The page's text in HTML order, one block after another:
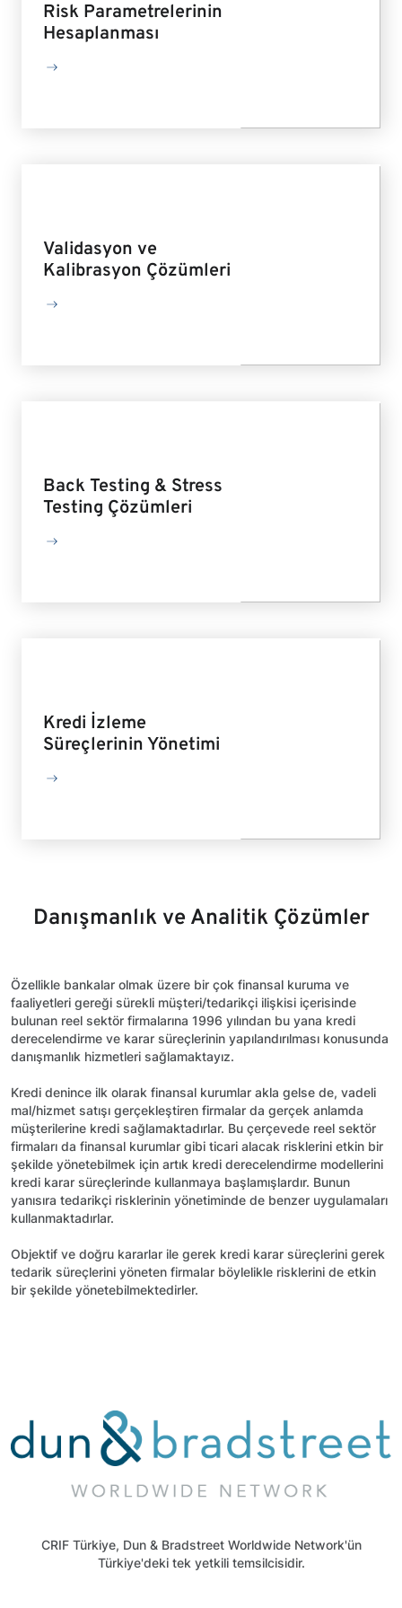
Risk Parametrelerinin
Hesaplanması
Validasyon ve
Kalibrasyon Çözümleri
Back Testing & Stress
Testing Çözümleri
Kredi İzleme
Süreçlerinin Yönetimi
Danışmanlık ve Analitik Çözümler
Özellikle bankalar olmak üzere bir çok finansal kuruma ve
faaliyetleri gereği sürekli müşteri/tedarikçi ilişkisi içerisinde
bulunan reel sektör firmalarına 1996 yılından bu yana kredi
derecelendirme ve karar süreçlerinin yapılandırılması konusunda
danışmanlık hizmetleri sağlamaktayız.
Kredi denince ilk olarak finansal kurumlar akla gelse de, vadeli
mal/hizmet satışı gerçekleştiren firmalar da gerçek anlamda
müşterilerine kredi sağlamaktadırlar. Bu çerçevede reel sektör
firmaları da finansal kurumlar gibi ticari alacak risklerini etkin bir
şekilde yönetebilmek için artık kredi derecelendirme modellerini
kredi karar süreçlerinde kullanmaya başlamışlardır. Bunun
yanısıra tedarikçi risklerinin yönetiminde de benzer uygulamaları
kullanmaktadırlar.
Objektif ve doğru kararlar ile gerek kredi karar süreçlerini gerek
tedarik süreçlerini yöneten firmalar böylelikle risklerini de etkin
bir şekilde yönetebilmektedirler.
CRIF Türkiye, Dun & Bradstreet Worldwide Network'ün
Türkiye'deki tek yetkili temsilcisidir.